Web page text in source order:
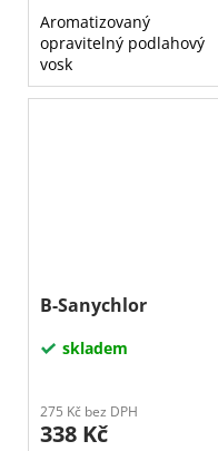
Aromatizovaný
opravitelný podlahový
vosk
B-Sanychlor
skladem
275 Kč bez DPH
338 Kč